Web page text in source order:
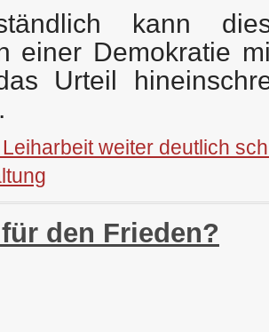
kann
einer Demokratie
Urteil
weiter deutlich
den Frieden?